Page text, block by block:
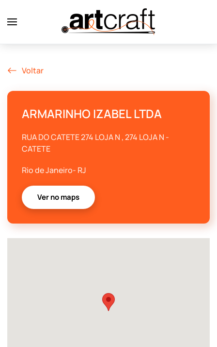
Skip to main content
Voltar
ARMARINHO IZABEL LTDA
RUA DO CATETE 274 LOJA N , 274 LOJA N -
CATETE
Rio de Janeiro- RJ
Ver no maps